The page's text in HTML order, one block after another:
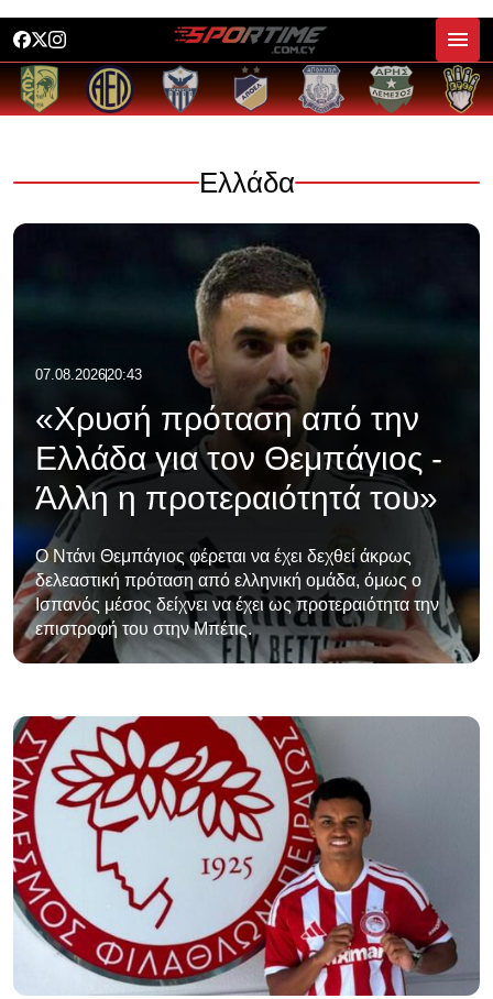
Ελλάδα
07.08.202620:43
«Χρυσή πρόταση από την
Ελλάδα για τον Θεμπάγιος -
Άλλη η προτεραιότητά του»
Ο Ντάνι Θεμπάγιος φέρεται να έχει δεχθεί άκρως
δελεαστική πρόταση από ελληνική ομάδα, όμως ο
Ισπανός μέσος δείχνει να έχει ως προτεραιότητα την
επιστροφή του στην Μπέτις.